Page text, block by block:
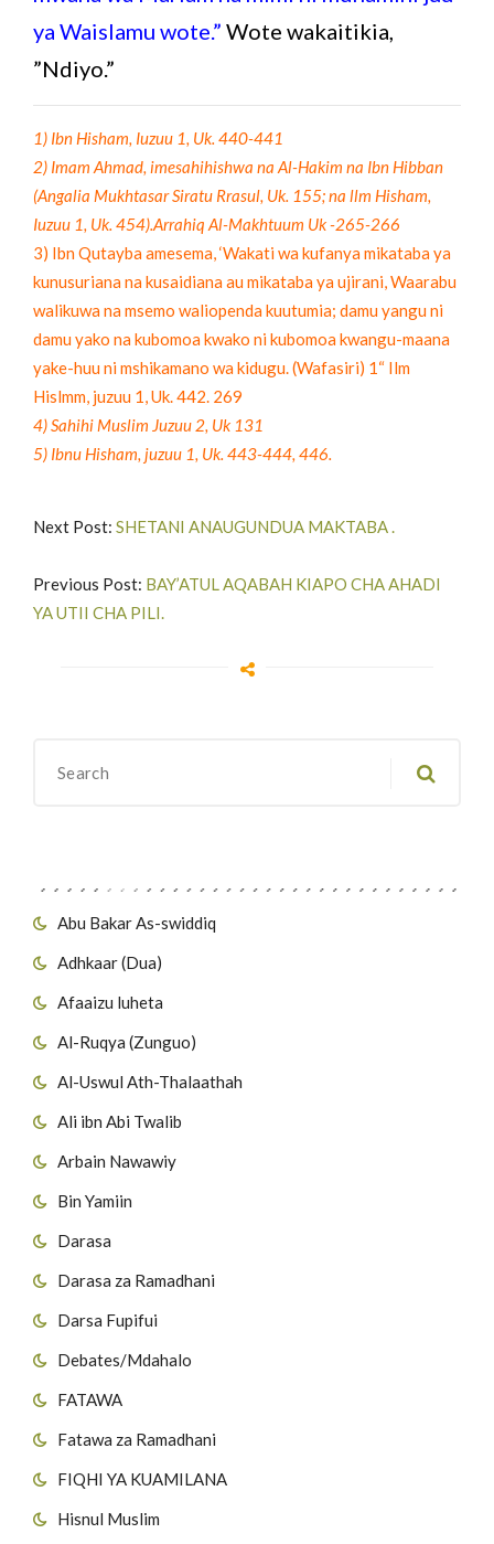
Abu Bakar As-swiddiq
Adhkaar (Dua)
Afaaizu luheta
Al-Ruqya (Zunguo)
Al-Uswul Ath-Thalaathah
Ali ibn Abi Twalib
Arbain Nawawiy
Bin Yamiin
Darasa
Darasa za Ramadhani
Darsa Fupifui
Debates/Mdahalo
FATAWA
Fatawa za Ramadhani
FIQHI YA KUAMILANA
Hisnul Muslim
ya Waislamu wote.” Wote wakaitikia,
”Ndiyo.”
1) Ibn Hisham, Iuzuu 1, Uk. 440-441
2) Imam Ahmad, imesahihishwa na Al-Hakim na Ibn Hibban
(Angalia Mukhtasar Siratu Rrasul, Uk. 155; na llm Hisham,
Iuzuu 1, Uk. 454).Arrahiq Al-Makhtuum Uk -265-266
3) Ibn Qutayba amesema, ‘Wakati wa kufanya mikataba ya
kunusuriana na kusaidiana au mikataba ya ujirani, Waarabu
walikuwa na msemo waliopenda kuutumia; damu yangu ni
damu yako na kubomoa kwako ni kubomoa kwangu-maana
yake-huu ni mshikamano wa kidugu. (Wafasiri) 1“ Ilm
Hislmm, juzuu 1, Uk. 442. 269
4) Sahihi Muslim Juzuu 2, Uk 131
5) Ibnu Hisham, juzuu 1, Uk. 443-444, 446.
Next Post: SHETANI ANAUGUNDUA MAKTABA .
Previous Post: BAY’ATUL AQABAH KIAPO CHA AHADI
YA UTII CHA PILI.